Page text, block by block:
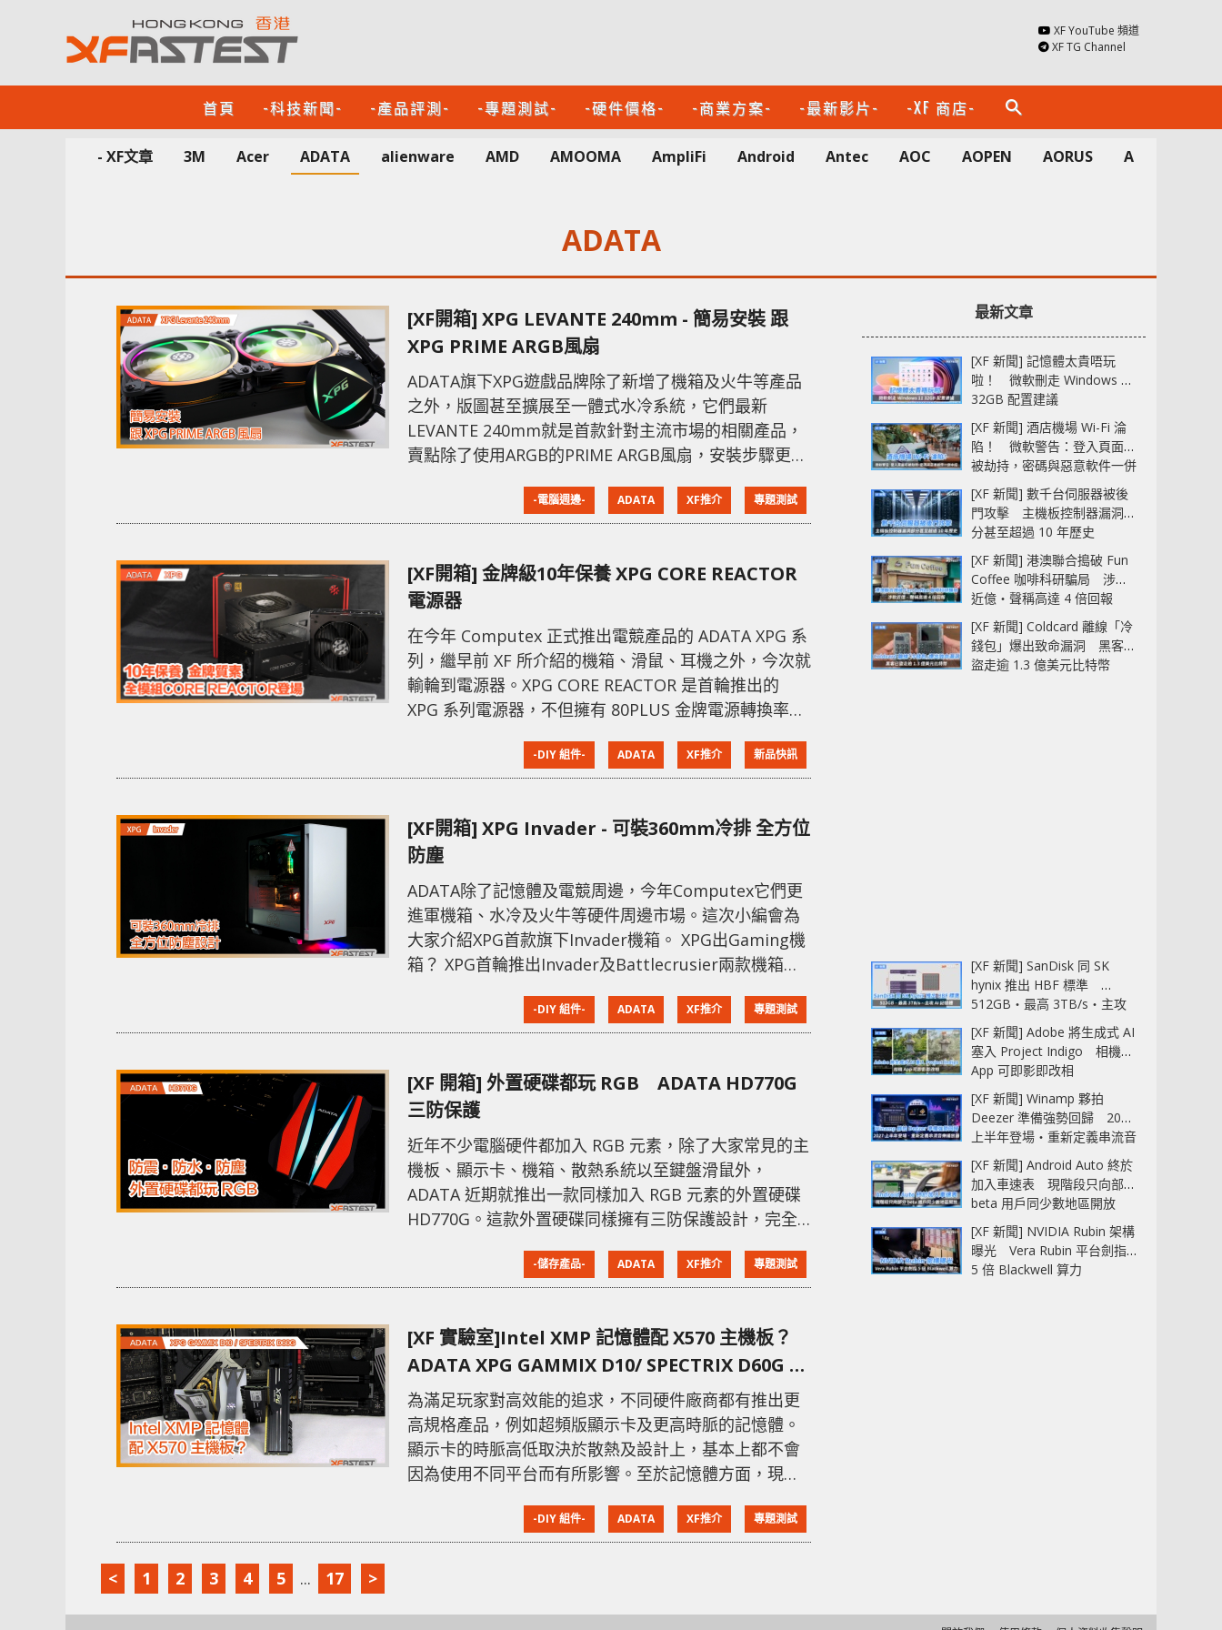
XF YouTube 頻道
XF TG Channel
首頁 -科技新聞- -產品評測- -專題測試- -硬件價格- -商業方案- -最新影片- -XF 商店- search
- XF文章 3M Acer ADATA alienware AMD AMOOMA AmpliFi Android Antec AOC AOPEN AORUS Apacer
ADATA
[XF開箱] XPG LEVANTE 240mm - 簡易安裝 跟
XPG PRIME ARGB風扇
ADATA旗下XPG遊戲品牌除了新增了機箱及火牛等產品
之外，版圖甚至擴展至一體式水冷系統，它們最新
LEVANTE 240mm就是首款針對主流市場的相關產品，
賣點除了使用ARGB的PRIME ARGB風扇，安裝步驟更是
LGA115x 、LGA 2066及AMD AM4等主流平台，安裝時
只須選擇適合扣具及底座，通過2組螺絲便可順利固定及
底設計，冷排屬240mm規格及只有
-電腦週邊- ADATA XF推介 專題測試
[XF開箱] 金牌級10年保養 XPG CORE REACTOR
電源器
在今年 Computex 正式推出電競產品的 ADATA XPG 系
列，繼早前 XF 所介紹的機箱、滑鼠、耳機之外，今次就
輸輪到電源器。XPG CORE REACTOR 是首輪推出的
XPG 系列電源器，不但擁有 80PLUS 金牌電源轉換率，
Core i9 或 RTX 平台無難度 XPG CORE REACTOR 系列
現時分別有 3 款型號，分別 650W、750W、850W，均
-DIY 組件- ADATA XF推介 新品快訊
[XF開箱] XPG Invader - 可裝360mm冷排 全方位
防塵
ADATA除了記憶體及電競周邊，今年Computex它們更
進軍機箱、水冷及火牛等硬件周邊市場。這次小編會為
大家介紹XPG首款旗下Invader機箱。 XPG出Gaming機
箱？ XPG首輪推出Invader及Battlecrusier兩款機箱，
Tower款式，側面擁有透明強化玻璃側板，正面也用了
長盾形面板來突出線條，而頂部I/O介面提供了2組USB
分隔設計，能相容AT
-DIY 組件- ADATA XF推介 專題測試
[XF 開箱] 外置硬碟都玩 RGB ADATA HD770G
三防保護
近年不少電腦硬件都加入 RGB 元素，除了大家常見的主
機板、顯示卡、機箱、散熱系統以至鍵盤滑鼠外，
ADATA 近期就推出一款同樣加入 RGB 元素的外置硬碟
HD770G。這款外置硬碟同樣擁有三防保護設計，完全
碰撞或意外濺水而令硬碟有所損壞的問題。 ADATA 這
款外置硬碟 HD770G 比起一般外置硬碟更注重防護設
硬碟物理上，尤其在抗震能力較 SSD 低，為減少因經常
把外置硬碟
-儲存產品- ADATA XF推介 專題測試
[XF 實驗室]Intel XMP 記憶體配 X570 主機板？
ADATA XPG GAMMIX D10/ SPECTRIX D60G 超
頻實測
為滿足玩家對高效能的追求，不同硬件廠商都有推出更
高規格產品，例如超頻版顯示卡及更高時脈的記憶體。
顯示卡的時脈高低取決於散熱及設計上，基本上都不會
因為使用不同平台而有所影響。至於記憶體方面，現時
頻，這個功能理論上支援 Intel 平台，至於應用在 AMD
平台上，則未必所有主機板都能作出支援。今次，XF 研
-DIY 組件- ADATA XF推介 專題測試
< 1 2 3 4 5 ... 17 >
最新文章
[XF 新聞] 記憶體太貴唔玩
啦！ 微軟刪走 Windows 11
32GB 配置建議
[XF 新聞] 酒店機場 Wi-Fi 淪
陷！ 微軟警告：登入頁面可
被劫持，密碼與惡意軟件一併
中招
[XF 新聞] 數千台伺服器被後
門攻擊 主機板控制器漏洞部
分甚至超過 10 年歷史
[XF 新聞] 港澳聯合搗破 Fun
Coffee 咖啡科研騙局 涉款
近億‧聲稱高達 4 倍回報
[XF 新聞] Coldcard 離線「冷
錢包」爆出致命漏洞 黑客已
盜走逾 1.3 億美元比特幣
[XF 新聞] SanDisk 同 SK
hynix 推出 HBF 標準
512GB‧最高 3TB/s‧主攻
AI 記憶體
[XF 新聞] Adobe 將生成式 AI
塞入 Project Indigo 相機
App 可即影即改相
[XF 新聞] Winamp 夥拍
Deezer 準備強勢回歸 2027
上半年登場‧重新定義串流音
樂播放器
[XF 新聞] Android Auto 終於
加入車速表 現階段只向部分
beta 用戶同少數地區開放
[XF 新聞] NVIDIA Rubin 架構
曝光 Vera Rubin 平台劍指
5 倍 Blackwell 算力